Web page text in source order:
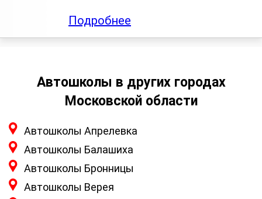
Подробнее
Автошколы в других городах
Московской области
Автошколы Апрелевка
Автошколы Балашиха
Автошколы Бронницы
Автошколы Верея